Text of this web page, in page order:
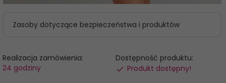
Zasoby dotyczące bezpieczeństwa i produktów
Realizacja zamówienia:
24 godziny
Dostępność produktu:
Produkt dostępny!